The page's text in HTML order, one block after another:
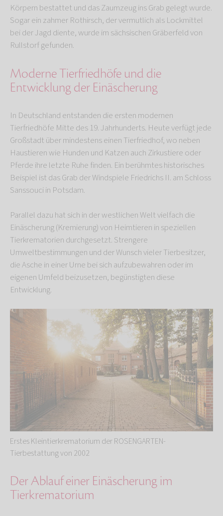
Körpern bestattet und das Zaumzeug ins Grab gelegt wurde.
Sogar ein zahmer Rothirsch, der vermutlich als Lockmittel
bei der Jagd diente, wurde im sächsischen Gräberfeld von
Rullstorf gefunden.
Moderne Tierfriedhöfe und die
Entwicklung der Einäscherung
In Deutschland entstanden die ersten modernen
Tierfriedhöfe Mitte des 19. Jahrhunderts. Heute verfügt jede
Großstadt über mindestens einen Tierfriedhof, wo neben
Haustieren wie Hunden und Katzen auch Zirkustiere oder
Pferde ihre letzte Ruhe finden. Ein berühmtes historisches
Beispiel ist das Grab der Windspiele Friedrichs II. am Schloss
Sanssouci in Potsdam.
Parallel dazu hat sich in der westlichen Welt vielfach die
Einäscherung (Kremierung) von Heimtieren in speziellen
Tierkrematorien durchgesetzt. Strengere
Umweltbestimmungen und der Wunsch vieler Tierbesitzer,
die Asche in einer Urne bei sich aufzubewahren oder im
eigenen Umfeld beizusetzen, begünstigten diese
Entwicklung.
Erstes Kleintierkrematorium der ROSENGARTEN-
Tierbestattung von 2002
Der Ablauf einer Einäscherung im
Tierkrematorium